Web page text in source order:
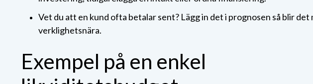
Vet du att en kund ofta betalar sent? Lägg in det i prognosen så blir det
verklighetsnära.
Exempel på en enkel